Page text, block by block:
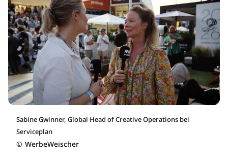
Sabine Gwinner, Global Head of Creative Operations bei
Serviceplan
© WerbeWeischer